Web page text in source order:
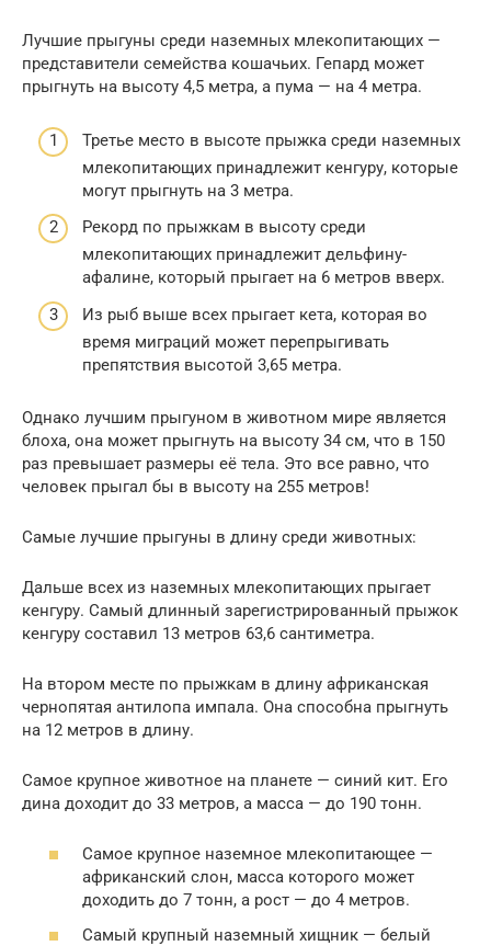
Лучшие прыгуны среди наземных млекопитающих —
представители семейства кошачьих. Гепард может
прыгнуть на высоту 4,5 метра, а пума — на 4 метра.
Третье место в высоте прыжка среди наземных
млекопитающих принадлежит кенгуру, которые
могут прыгнуть на 3 метра.
Рекорд по прыжкам в высоту среди
млекопитающих принадлежит дельфину-
афалине, который прыгает на 6 метров вверх.
Из рыб выше всех прыгает кета, которая во
время миграций может перепрыгивать
препятствия высотой 3,65 метра.
Однако лучшим прыгуном в животном мире является
блоха, она может прыгнуть на высоту 34 см, что в 150
раз превышает размеры её тела. Это все равно, что
человек прыгал бы в высоту на 255 метров!
Самые лучшие прыгуны в длину среди животных:
Дальше всех из наземных млекопитающих прыгает
кенгуру. Самый длинный зарегистрированный прыжок
кенгуру составил 13 метров 63,6 сантиметра.
На втором месте по прыжкам в длину африканская
чернопятая антилопа импала. Она способна прыгнуть
на 12 метров в длину.
Самое крупное животное на планете — синий кит. Его
дина доходит до 33 метров, а масса — до 190 тонн.
Самое крупное наземное млекопитающее —
африканский слон, масса которого может
доходить до 7 тонн, а рост — до 4 метров.
Самый крупный наземный хищник — белый